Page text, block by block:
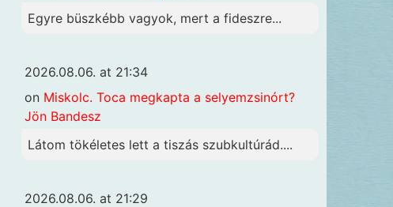
Egyre büszkébb vagyok, mert a fideszre...
2026.08.06. at 21:34
on Miskolc. Toca megkapta a selyemzsinórt?
Jön Bandesz
Látom tökéletes lett a tiszás szubkultúrád....
2026.08.06. at 21:29